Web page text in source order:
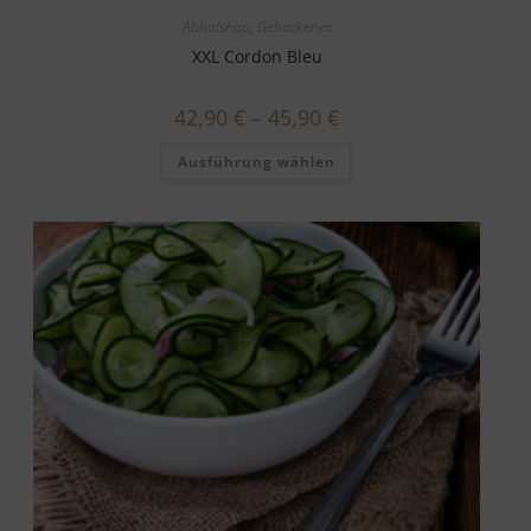
Abholshop , Gebackenes
XXL Cordon Bleu
42,90 € – 45,90 €
Ausführung wählen
Die
Optionen
können
auf
Produktseite
gewählt
werden